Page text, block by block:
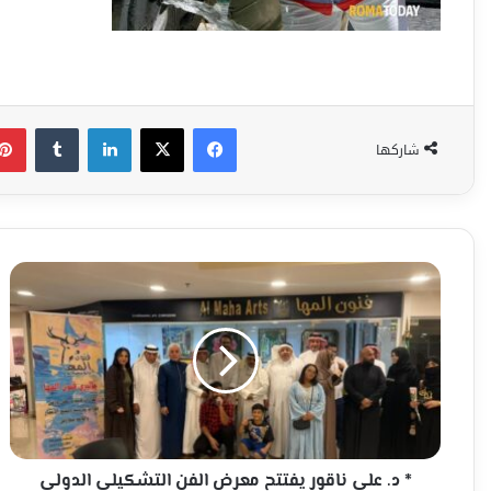
شاركها
فيسبوك‫X لينكدإن
*
د.
علي
ناقور
يفتتح
معرض
الفن
التشكيلي
الدولي
"أطياف* د. علي ناقور يفتتح معرض الفن التشكيلي الدولي